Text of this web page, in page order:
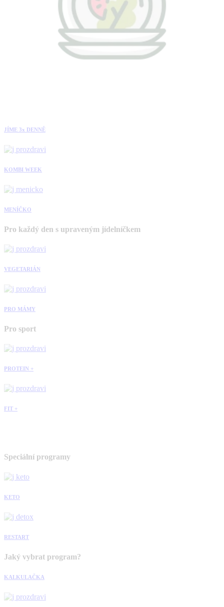
JÍME 3x DENNĚ
KOMBI WEEK
MENÍČKO
Pro každý den s upraveným jídelníčkem
VEGETARIÁN
PRO MÁMY
Pro sport
PROTEIN +
FIT +
Speciální programy
KETO
RESTART
Jaký vybrat program?
KALKULAČKA